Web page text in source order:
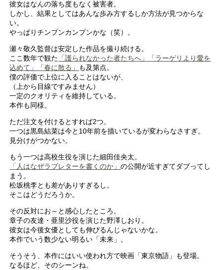
彼女はなんの落ち度もなく被害者。
しかし、結果としてはあんな歩み方するしか方法が見つからな
い。
やっぱりチンプンカンプンかな（笑）。
瀬々敬久監督は安定した作品を撮り続ける。
ここ数年で観た 「護られなかった者たちへ」
「ラーゲリより愛を
込めて」
「春に散る」 も及第点。
僕の評価で上位に入ることはないが、
（上から目線ですみません）
一定のクオリティを維持している。
本作も同様。
ただ注文を付けるとすれば2つ。
一つは黒島結菜は今と10年前を描いているが変わらなさすぎ。
見分けがつかない。
もう一つは高校生役を演じた細田佳央太。
「人はなぜラブレターを書くのか」の公開が近すぎてダブってし
まう。
松坂桃李とも差がありすぎるし。
そこはどうだろうか。
その反対にお～と感心したところ。
章子の友達・亜里沙役を演じた野澤しおり。
彼女は今後女優としても伸びるんじゃないかな。
本作でいう数少ない明るい「未来」。
そうそう、本作にはいい使われ方で映画「東京物語」も登場。
なるほど、そのシーンね。